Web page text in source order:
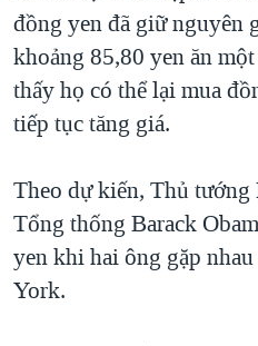
đồng yen đã giữ nguyên
khoảng 85,80 yen ăn
thấy họ có thể lại mua
tiếp tục tăng giá.
Theo dự kiến, Thủ
Tổng thống Barack
yen khi hai ông gặp
York.